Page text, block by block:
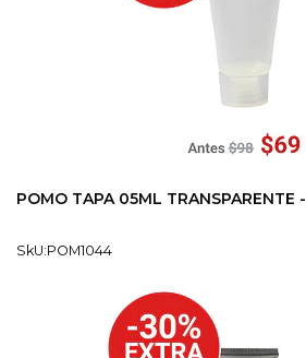
POMO TAPA 05ML TRANSPARENTE -
SkU:POM1044